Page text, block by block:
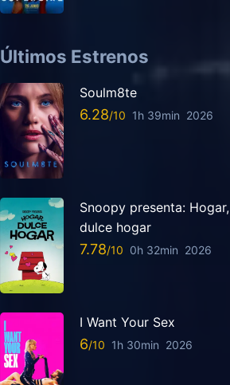
Últimos Estrenos
Soulm8te
6.28 1h 39min 2026
Snoopy presenta: Hogar,
dulce hogar
7.78 0h 32min 2026
I Want Your Sex
6 1h 30min 2026